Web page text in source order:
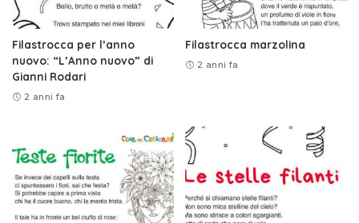
Filastrocca per l’anno
nuovo: “L’Anno nuovo” di
Gianni Rodari
2 anni fa
Filastrocca marzolina
2 anni fa